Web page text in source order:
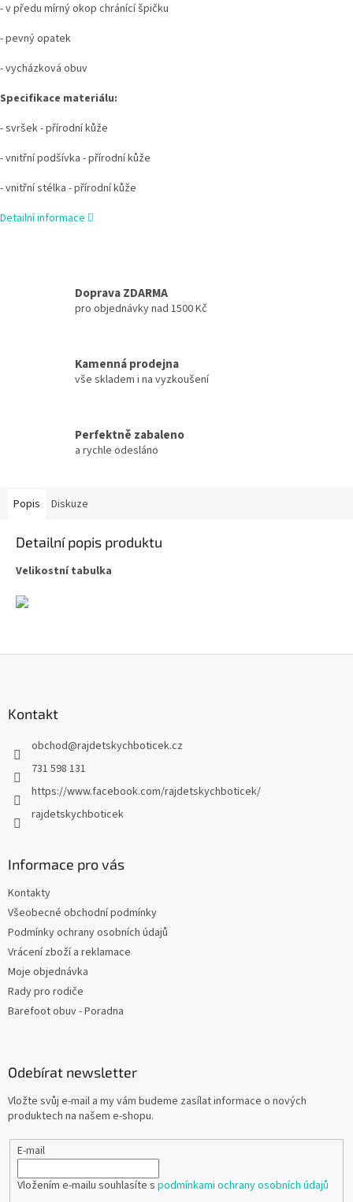
- v předu mírný okop chránící špičku
- pevný opatek
- vycházková obuv
Specifikace materiálu:
- svršek - přírodní kůže
- vnitřní podšívka - přírodní kůže
- vnitřní stélka - přírodní kůže
Detailní informace
Doprava ZDARMA
pro objednávky nad 1500 Kč
Kamenná prodejna
vše skladem i na vyzkoušení
Perfektně zabaleno
a rychle odesláno
Popis Diskuze
Detailní popis produktu
Velikostní tabulka
Kontakt
obchod@rajdetskychboticek.cz
731 598 131
https://www.facebook.com/rajdetskychboticek/
rajdetskychboticek
Informace pro vás
Kontakty
Všeobecné obchodní podmínky
Podmínky ochrany osobních údajů
Vrácení zboží a reklamace
Moje objednávka
Rady pro rodiče
Barefoot obuv - Poradna
Odebírat newsletter
Vložte svůj e-mail a my vám budeme zasílat informace o nových
produktech na našem e-shopu.
E-mail
Vložením e-mailu souhlasíte s podmínkami ochrany osobních údajů